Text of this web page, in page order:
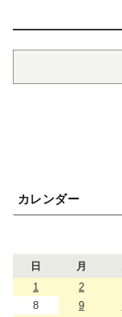
カレンダー
日 月
1
2
8
9